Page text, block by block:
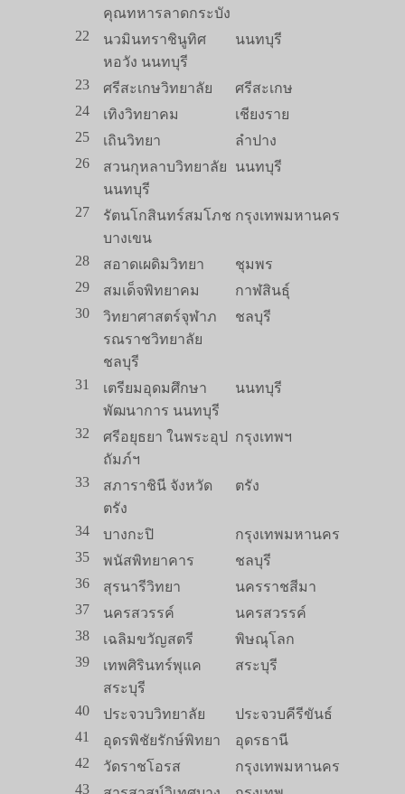
คุณทหารลาดกระบัง
22
นวมินทราชินูทิศ
หอวัง นนทบุรี
นนทบุรี
23 ศรีสะเกษวิทยาลัย
ศรีสะเกษ
24
เทิงวิทยาคม
เชียงราย
25
เถินวิทยา
ลำปาง
26
สวนกุหลาบวิทยาลัย
นนทบุรี
นนทบุรี
27
รัตนโกสินทร์สมโภช
บางเขน
กรุงเทพมหานคร
28 สอาดเผดิมวิทยา
ชุมพร
29
สมเด็จพิทยาคม
กาฬสินธุ์
30
วิทยาศาสตร์จุฬาภ
รณราชวิทยาลัย
ชลบุรี
ชลบุรี
31
เตรียมอุดมศึกษา
พัฒนาการ นนทบุรี
นนทบุรี
32
ศรีอยุธยา ในพระอุป
ถัมภ์ฯ
กรุงเทพฯ
33
สภาราชินี จังหวัด
ตรัง
ตรัง
34 บางกะปิ
กรุงเทพมหานคร
35
พนัสพิทยาคาร
ชลบุรี
36
สุรนารีวิทยา
นครราชสีมา
37
นครสวรรค์
นครสวรรค์
38
เฉลิมขวัญสตรี
พิษณุโลก
39
เทพศิรินทร์พุแค
สระบุรี
สระบุรี
40 ประจวบวิทยาลัย
ประจวบคีรีขันธ์
41
อุดรพิชัยรักษ์พิทยา
อุดรธานี
42
วัดราชโอรส
กรุงเทพมหานคร
43